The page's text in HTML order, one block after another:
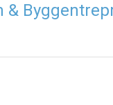
&